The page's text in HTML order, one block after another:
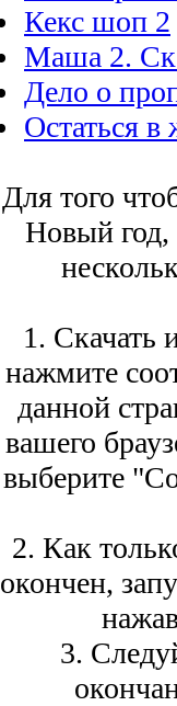
Кекс шоп 2
Маша 2.
Дело о
Остаться
Для того
Новый год,
1. Скачать
нажмите
данной
вашего
выберите
2. Как
окончен,
3.